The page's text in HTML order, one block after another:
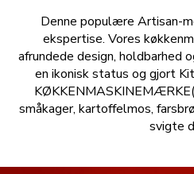
Denne populære Artisan-
ekspertise. Vores
afrundede design, holdbarhed
en ikonisk status og gjort
småkager, kartoffelmos,
svigte